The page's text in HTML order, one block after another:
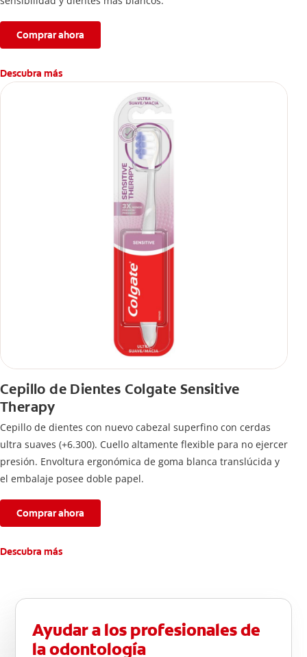
Comprar ahora
Descubra más
Cepillo de Dientes Colgate Sensitive
Therapy
Cepillo de dientes con nuevo cabezal superfino con cerdas
ultra suaves (+6.300). Cuello altamente flexible para no ejercer
presión. Envoltura ergonómica de goma blanca translúcida y
el embalaje posee doble papel.
Comprar ahora
Descubra más
Ayudar a los profesionales de
la odontología